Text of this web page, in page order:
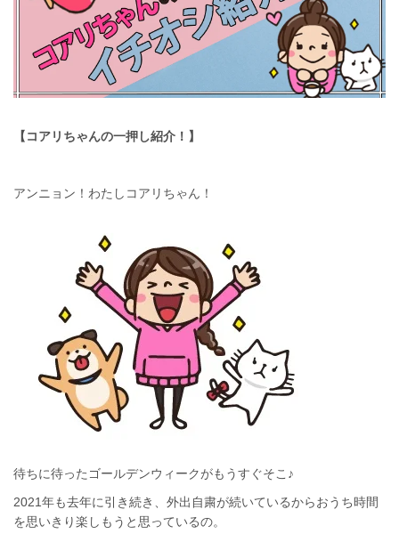
【コアリちゃんの一押し紹介！】
アンニョン！わたしコアリちゃん！
待ちに待ったゴールデンウィークがもうすぐそこ♪
2021年も去年に引き続き、外出自粛が続いているからおうち時間
を思いきり楽しもうと思っているの。